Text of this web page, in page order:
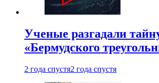
Ученые разгадали
«Бермудского
2 года спустя2 года спустя